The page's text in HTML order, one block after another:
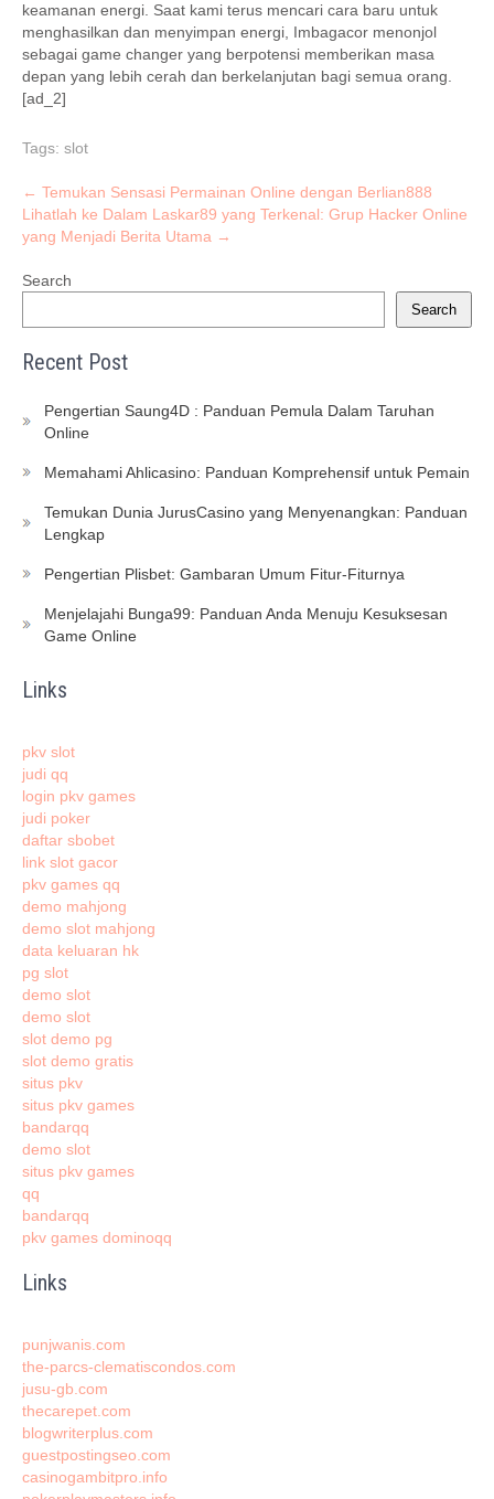
keamanan energi. Saat kami terus mencari cara baru untuk
menghasilkan dan menyimpan energi, Imbagacor menonjol
sebagai game changer yang berpotensi memberikan masa
depan yang lebih cerah dan berkelanjutan bagi semua orang.
[ad_2]
Tags: slot
Post
navigation
← Temukan Sensasi Permainan Online dengan Berlian888
Lihatlah ke Dalam Laskar89 yang Terkenal: Grup Hacker Online
yang Menjadi Berita Utama →
Search
Search
Recent Post
Pengertian Saung4D : Panduan Pemula Dalam Taruhan
Online
Memahami Ahlicasino: Panduan Komprehensif untuk Pemain
Temukan Dunia JurusCasino yang Menyenangkan: Panduan
Lengkap
Pengertian Plisbet: Gambaran Umum Fitur-Fiturnya
Menjelajahi Bunga99: Panduan Anda Menuju Kesuksesan
Game Online
Links
pkv slot
judi qq
login pkv games
judi poker
daftar sbobet
link slot gacor
pkv games qq
demo mahjong
demo slot mahjong
data keluaran hk
pg slot
demo slot
demo slot
slot demo pg
slot demo gratis
situs pkv
situs pkv games
bandarqq
demo slot
situs pkv games
qq
bandarqq
pkv games dominoqq
Links
punjwanis.com
the-parcs-clematiscondos.com
jusu-gb.com
thecarepet.com
blogwriterplus.com
guestpostingseo.com
casinogambitpro.info